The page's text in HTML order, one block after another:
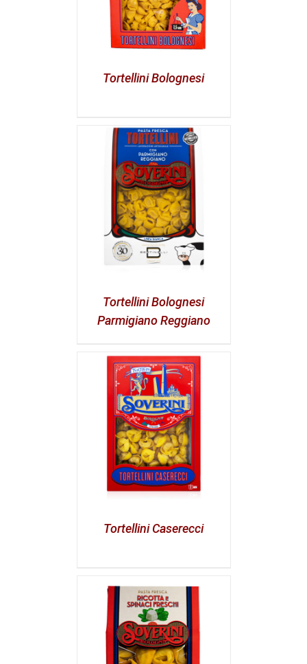
Tortellini Bolognesi
Tortellini Bolognesi
Parmigiano Reggiano
Tortellini Caserecci